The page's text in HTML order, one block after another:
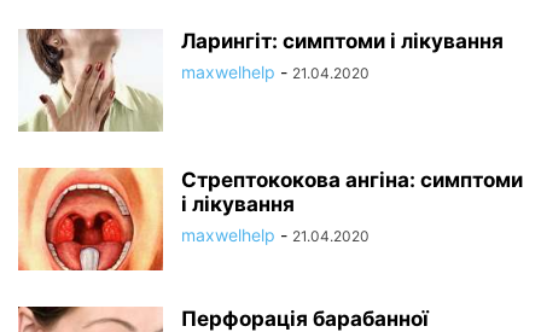
Ларингіт: симптоми і лікування
maxwelhelp - 21.04.2020
Стрептококова ангіна: симптоми
і лікування
maxwelhelp - 21.04.2020
Перфорація барабанної